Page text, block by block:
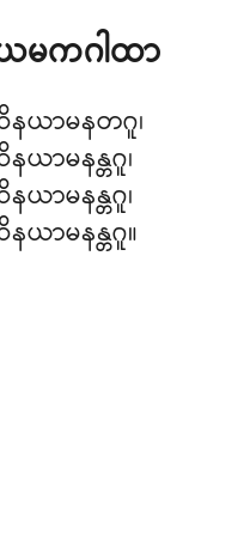
မကဂါထာ
ယာမနတဂူ၊
ယာမနန္တဂူ၊
ယာမနန္တဂူ၊
ယာမနန္တဂူ။